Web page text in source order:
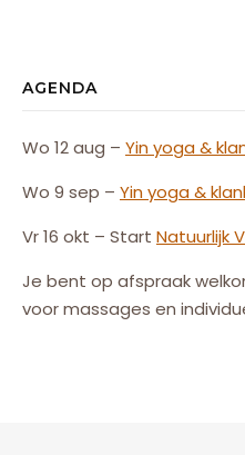
AGENDA
Wo 12 aug – Yin yoga &
Wo 9 sep – Yin yoga &
Vr 16 okt – Start Natuurlijk
Je bent op afspraak
voor massages en